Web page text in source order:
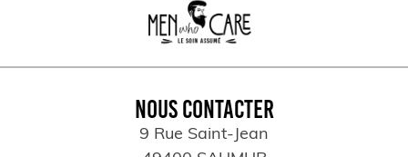
NOUS CONTACTER
9 Rue Saint-Jean